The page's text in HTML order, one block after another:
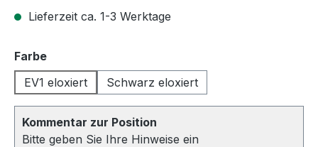
Lieferzeit ca. 1-3 Werktage
Farbeauswählen
EV1 eloxiert
Schwarz eloxiert
Kommentar zur Position
Bitte geben Sie Ihre Hinweise ein